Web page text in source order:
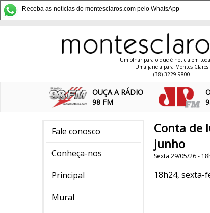
Receba as notícias do montesclaros.com pelo WhatsApp
Um olhar para o que é notícia em
Uma janela para Montes Claros
(38) 3229-9800
OUÇA A RÁDIO
98 FM
Fale conosco
Conheça-nos
Principal
Mural
Conta de
junho
Sexta 29/05/26 -
18h24, sexta-